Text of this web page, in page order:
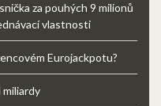
za pouhých 9 milionů
vlastnosti
Eurojackpotu?